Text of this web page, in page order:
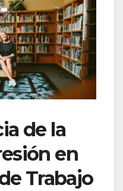
de la
en
Trabajo